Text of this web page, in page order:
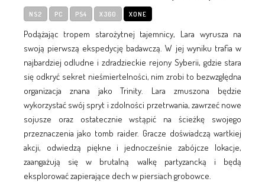
NS2 PC PS4 X360 XONE
Podążając tropem starożytnej tajemnicy, Lara wyrusza na
swoją pierwszą ekspedycję badawczą. W jej wyniku trafia w
najbardziej odludne i zdradzieckie rejony Syberii, gdzie stara
się odkryć sekret nieśmiertelności, nim zrobi to bezwzględna
organizacja znana jako Trinity. Lara zmuszona będzie
wykorzystać swój spryt i zdolności przetrwania, zawrzeć nowe
sojusze oraz ostatecznie wstąpić na ścieżkę swojego
przeznaczenia jako tomb raider. Gracze doświadczą wartkiej
akcji, odwiedzą piękne i jednocześnie zabójcze lokacje,
zaangażują się w brutalną walkę partyzancką i będą
eksplorować zapierające dech w piersiach grobowce.